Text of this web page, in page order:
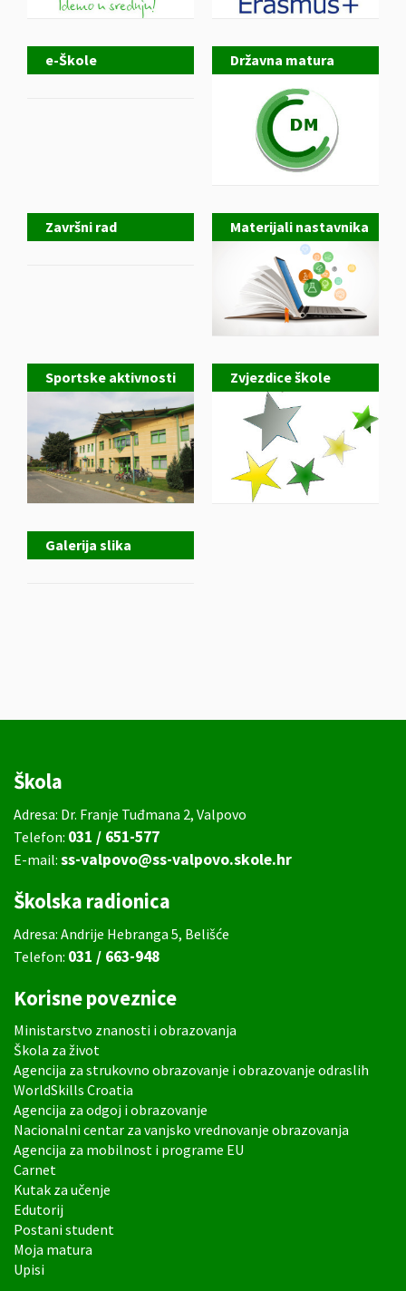
e-Škole Državna matura
Završni rad Materijali nastavnika
Sportske aktivnosti Zvjezdice škole
Galerija slika
Škola
Adresa: Dr. Franje Tuđmana 2, Valpovo
Telefon: 031 / 651-577
E-mail: ss-valpovo@ss-valpovo.skole.hr
Školska radionica
Adresa: Andrije Hebranga 5, Belišće
Telefon: 031 / 663-948
Korisne poveznice
Ministarstvo znanosti i obrazovanja
Škola za život
Agencija za strukovno obrazovanje i obrazovanje odraslih
WorldSkills Croatia
Agencija za odgoj i obrazovanje
Nacionalni centar za vanjsko vrednovanje obrazovanja
Agencija za mobilnost i programe EU
Carnet
Kutak za učenje
Edutorij
Postani student
Moja matura
Upisi